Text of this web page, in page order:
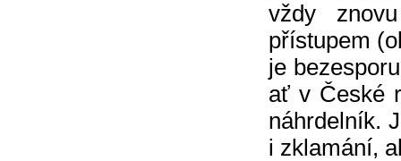
vždy
přístupem
je
ať v České
náhrdelník.
i zklamání,